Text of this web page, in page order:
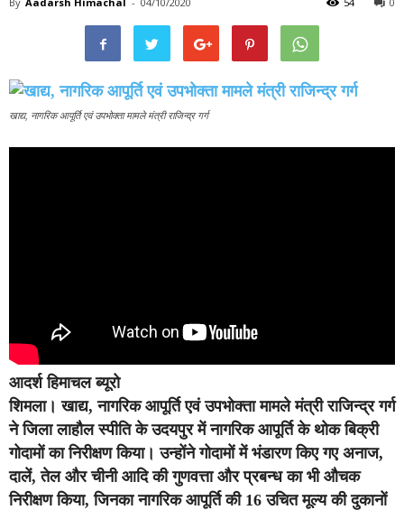
खाद्य, नागरिक आपूर्ति एवं उपभोक्ता मामले मंत्री राजिन्द्र गर्ग
आदर्श हिमाचल ब्यूरो
शिमला।खाद्य, नागरिक आपूर्ति एवं उपभोक्ता मामले मंत्री राजिन्द्र गर्ग
ने जिला लाहौल स्पीति के उदयपुर में नागरिक आपूर्ति के थोक बिक्री
गोदामों का निरीक्षण किया। उन्होंने गोदामों में भंडारण किए गए अनाज,
दालें, तेल और चीनी आदि की गुणवत्ता और प्रबन्ध का भी औचक
निरीक्षण किया, जिनका नागरिक आपूर्ति की 16 उचित मूल्य की दुकानों